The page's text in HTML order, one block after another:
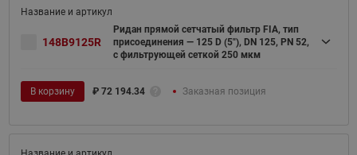
148B9125R
Ридан прямой сетчатый фильтр FIA, тип
присоединения — 125 D (5"), DN 125, PN 52,
c фильтрующей сеткой 250 мкм
В корзину ₽ 72 194.34 Заказная позиция